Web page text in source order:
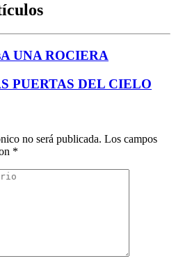
A UNA ROCIERA
PUERTAS DEL CIELO
no será publicada. Los campos
*